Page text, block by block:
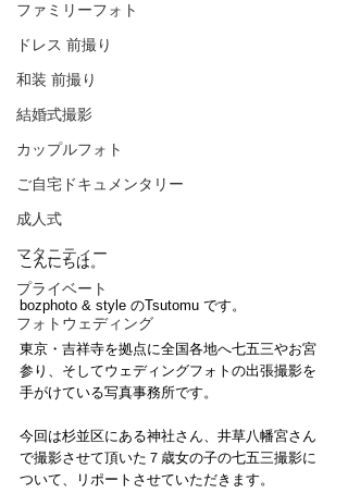
ファミリーフォト
ドレス 前撮り
和装 前撮り
結婚式撮影
カップルフォト
ご自宅ドキュメンタリー
成人式
マタニティー
プライベート
フォトウェディング
こんにちは。
bozphoto & style のTsutomu です。
東京・吉祥寺を拠点に全国各地へ七五三やお宮
参り、そしてウェディングフォトの出張撮影を
手がけている写真事務所です。
今回は杉並区にある神社さん、 井草八幡宮さん
で撮影させて頂いた７歳女の子の七五三撮影に
ついて、リポートさせていただきます。